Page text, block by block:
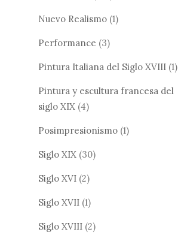
Nuevo Realismo (1)
Performance (3)
Pintura Italiana del Siglo XVIII (1)
Pintura y escultura francesa del
siglo XIX (4)
Posimpresionismo (1)
Siglo XIX (30)
Siglo XVI (2)
Siglo XVII (1)
Siglo XVIII (2)